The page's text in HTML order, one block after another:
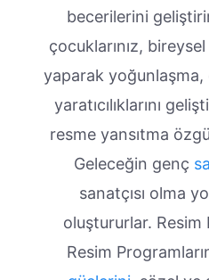
becerilerini
çocuklarınız,
yaparak
yaratıcılıklarını
resme yansıtma
Geleceğin genç
sanatçısı olma
oluştururlar. Resim
Resim